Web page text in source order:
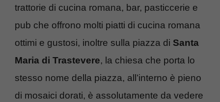
trattorie di cucina romana, bar, pasticcerie e
pub che offrono molti piatti di cucina romana
ottimi e gustosi, inoltre sulla piazza di Santa
Maria di Trastevere, la chiesa che porta lo
stesso nome della piazza, all’interno è pieno
di mosaici dorati, è assolutamente da vedere